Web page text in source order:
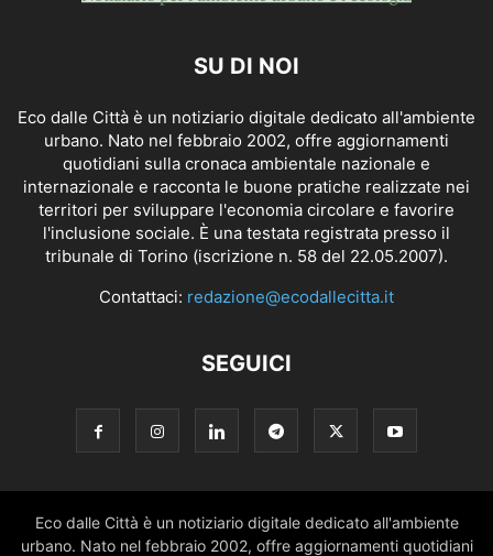
SU DI NOI
Eco dalle Città è un notiziario digitale dedicato all'ambiente
urbano. Nato nel febbraio 2002, offre aggiornamenti
quotidiani sulla cronaca ambientale nazionale e
internazionale e racconta le buone pratiche realizzate nei
territori per sviluppare l'economia circolare e favorire
l'inclusione sociale. È una testata registrata presso il
tribunale di Torino (iscrizione n. 58 del 22.05.2007).
Contattaci: redazione@ecodallecitta.it
SEGUICI
Eco dalle Città è un notiziario digitale dedicato all'ambiente
urbano. Nato nel febbraio 2002, offre aggiornamenti quotidiani